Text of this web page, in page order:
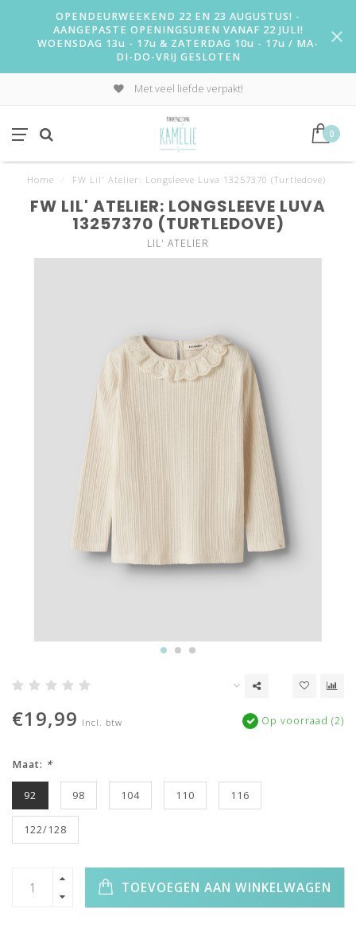
OPENDEURWEEKEND 22 EN 23 AUGUSTUS! -
AANGEPASTE OPENINGSUREN VANAF 22 JULI!
WOENSDAG 13u - 17u & ZATERDAG 10u - 17u / MA-
DI-DO-VRIJ GESLOTEN
Met veel liefde verpakt!
0
Home FW Lil' Atelier: Longsleeve Luva 13257370 (Turtledove)
FW LIL' ATELIER: LONGSLEEVE LUVA
13257370 (TURTLEDOVE)
LIL' ATELIER
€19,99 Incl. btw Op voorraad (2)
Maat: *
92 98 104 110 116
122/128
TOEVOEGEN AAN WINKELWAGEN